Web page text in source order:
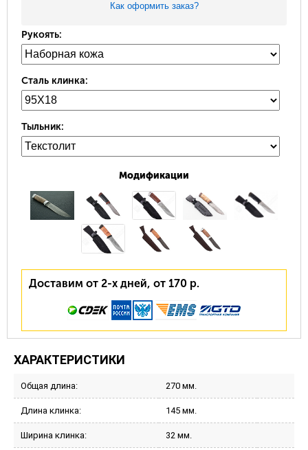
Как оформить заказ?
Рукоять:
Сталь клинка:
Тыльник:
Модификации
Доставим от 2-х дней, от 170 р.
ХАРАКТЕРИСТИКИ
Общая длина: 270 мм.
Длина клинка: 145 мм.
Ширина клинка: 32 мм.